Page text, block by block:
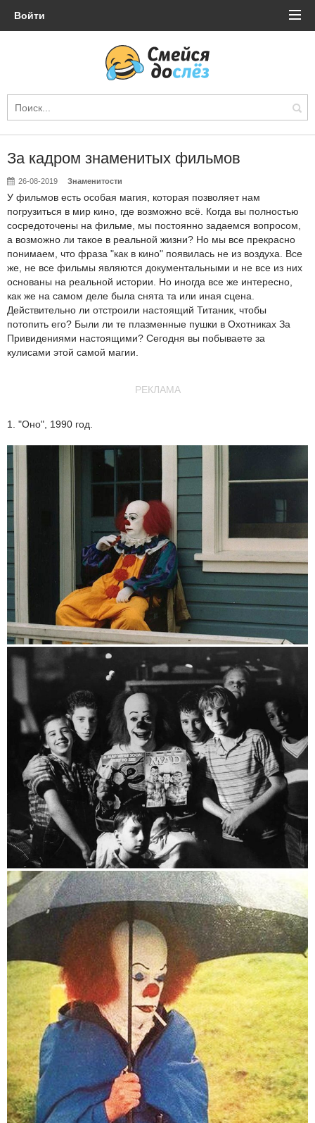
Войти
За кадром знаменитых фильмов
26-08-2019 Знаменитости
У фильмов есть особая магия, которая позволяет нам
погрузиться в мир кино, где возможно всё. Когда вы полностью
сосредоточены на фильме, мы постоянно задаемся вопросом,
а возможно ли такое в реальной жизни? Но мы все прекрасно
понимаем, что фраза "как в кино" появилась не из воздуха. Все
же, не все фильмы являются документальными и не все из них
основаны на реальной истории. Но иногда все же интересно,
как же на самом деле была снята та или иная сцена.
Действительно ли отстроили настоящий Титаник, чтобы
потопить его? Были ли те плазменные пушки в Охотниках За
Привидениями настоящими? Сегодня вы побываете за
кулисами этой самой магии.
РЕКЛАМА
1. "Оно", 1990 год.